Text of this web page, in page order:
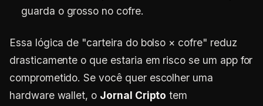
guarda o grosso no cofre.
Essa lógica de "carteira do bolso × cofre" reduz
drasticamente o que estaria em risco se um app for
comprometido. Se você quer escolher uma
hardware wallet, o Jornal Cripto tem